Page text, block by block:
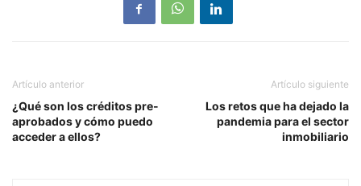
Artículo anterior
¿Qué son los créditos pre-
aprobados y cómo puedo
acceder a ellos?
Artículo siguiente
Los retos que ha dejado la
pandemia para el sector
inmobiliario